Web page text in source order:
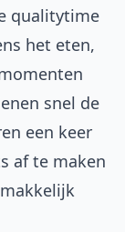
qualitytime
het eten,
snel de
een keer
af te maken